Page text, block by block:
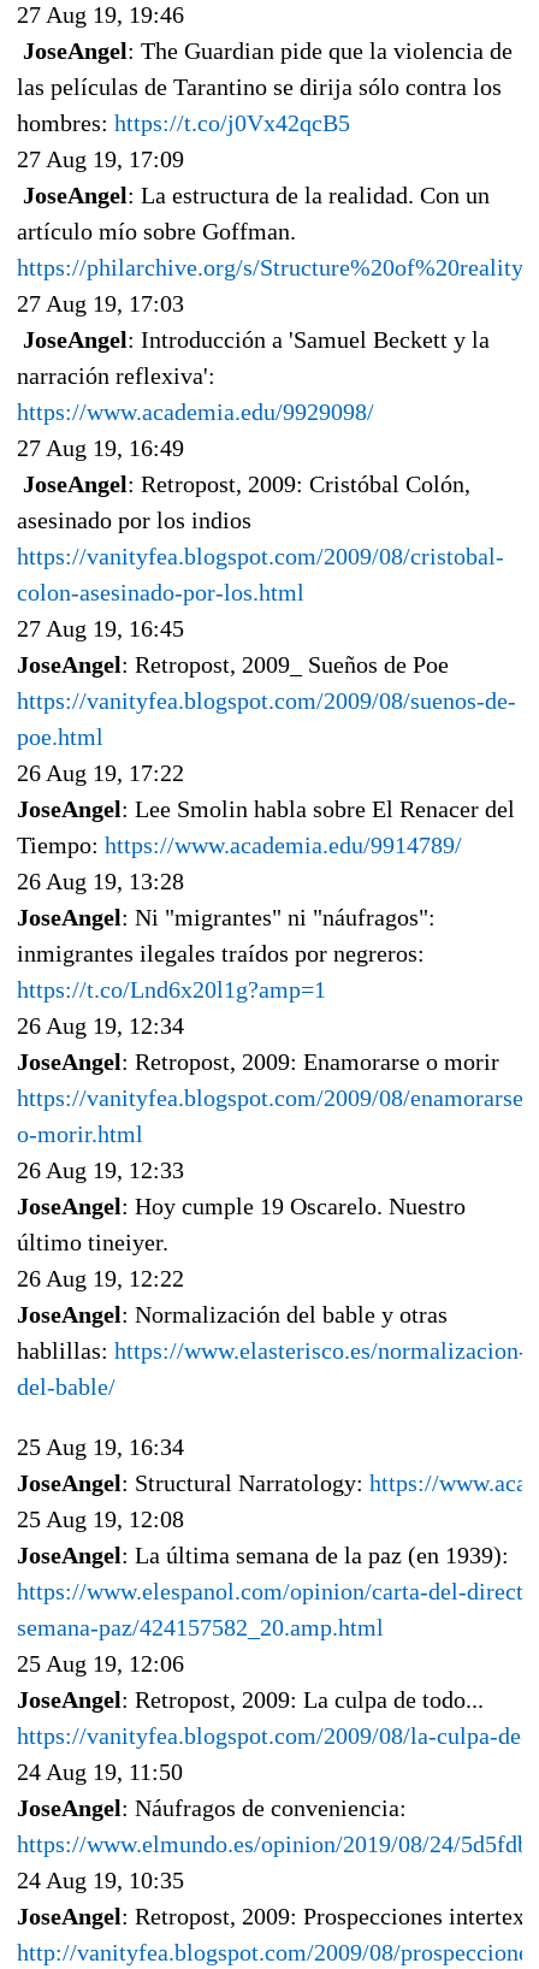
27 Aug 19, 19:46
JoseAngel: The Guardian pide que la violencia de
las películas de Tarantino se dirija sólo contra los
hombres: https://t.co/j0Vx42qcB5
27 Aug 19, 17:09
JoseAngel: La estructura de la realidad. Con un
artículo mío sobre Goffman.
https://philarchive.org/s/Structure%20of%20reality
27 Aug 19, 17:03
JoseAngel: Introducción a 'Samuel Beckett y la
narración reflexiva':
https://www.academia.edu/9929098/
27 Aug 19, 16:49
JoseAngel: Retropost, 2009: Cristóbal Colón,
asesinado por los indios
https://vanityfea.blogspot.com/2009/08/cristobal-
colon-asesinado-por-los.html
27 Aug 19, 16:45
JoseAngel: Retropost, 2009_ Sueños de Poe
https://vanityfea.blogspot.com/2009/08/suenos-de-
poe.html
26 Aug 19, 17:22
JoseAngel: Lee Smolin habla sobre El Renacer del
Tiempo: https://www.academia.edu/9914789/
26 Aug 19, 13:28
JoseAngel: Ni "migrantes" ni "náufragos":
inmigrantes ilegales traídos por negreros:
https://t.co/Lnd6x20l1g?amp=1
26 Aug 19, 12:34
JoseAngel: Retropost, 2009: Enamorarse o morir
https://vanityfea.blogspot.com/2009/08/enamorarse-
o-morir.html
26 Aug 19, 12:33
JoseAngel: Hoy cumple 19 Oscarelo. Nuestro
último tineiyer.
26 Aug 19, 12:22
JoseAngel: Normalización del bable y otras
hablillas: https://www.elasterisco.es/normalizacion-
del-bable/
25 Aug 19, 16:34
JoseAngel: Structural Narratology: https://
25 Aug 19, 12:08
JoseAngel: La última semana de la paz (en 1939):
https://www.elespanol.com/opinion/carta-del-
semana-paz/424157582_20.amp.html
25 Aug 19, 12:06
JoseAngel: Retropost, 2009: La culpa de todo...
https://vanityfea.blogspot.com/2009/08/la-culpa-de-
24 Aug 19, 11:50
JoseAngel: Náufragos de conveniencia:
https://www.elmundo.es/opinion/2019/08/24/
24 Aug 19, 10:35
JoseAngel: Retropost, 2009: Prospecciones
http://vanityfea.blogspot.com/2009/08/